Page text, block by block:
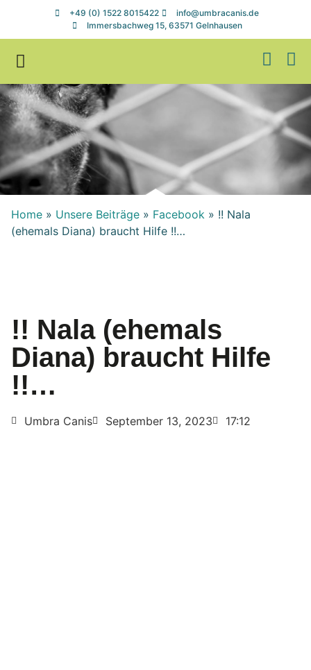
+49 (0) 1522 8015422
info@umbracanis.de
Immersbachweg 15, 63571 Gelnhausen
Home » Unsere Beiträge » Facebook » !! Nala
(ehemals Diana) braucht Hilfe !!…
!! Nala (ehemals
Diana) braucht Hilfe
!!…
Umbra Canis September 13, 2023 17:12